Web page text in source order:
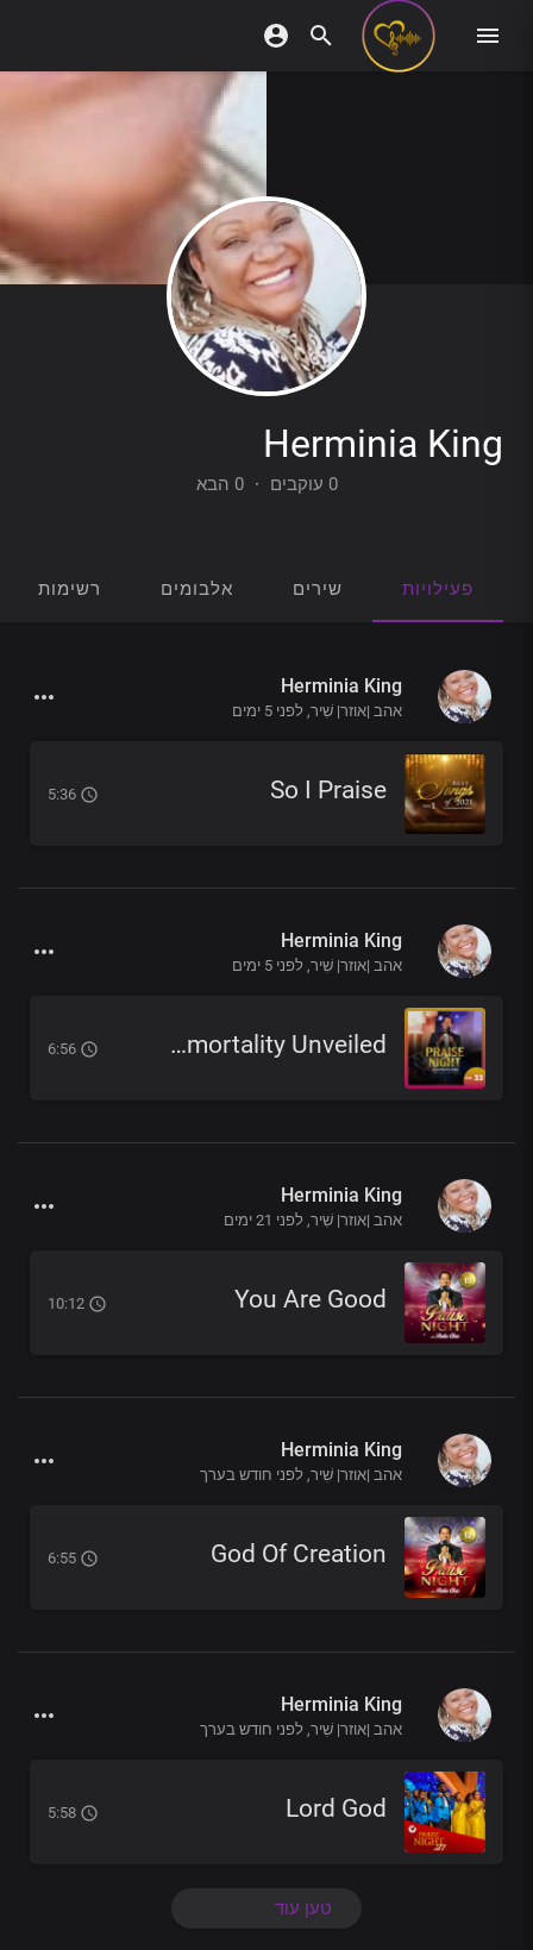
Herminia King
0 עוקבים · 0 הבא
פעילויות שירים אלבומים רשימות
Herminia King
אהב |אוזר| שִׁיר, לפני 5 ימים
So I Praise
Herminia King
אהב |אוזר| שִׁיר, לפני 5 ימים
Life And Immortality Unveiled
Herminia King
אהב |אוזר| שִׁיר, לפני 21 ימים
You Are Good
Herminia King
אהב |אוזר| שִׁיר, לפני חודש בערך
God Of Creation
Herminia King
אהב |אוזר| שִׁיר, לפני חודש בערך
Lord God
טען עוד